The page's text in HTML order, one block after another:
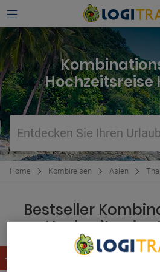
Hochzeitsreise
Entdecken Sie Ihren Urlaub
Home Kombireisen Asien
Bestseller
Hochzeitsreise
Bangkok, Phuket,